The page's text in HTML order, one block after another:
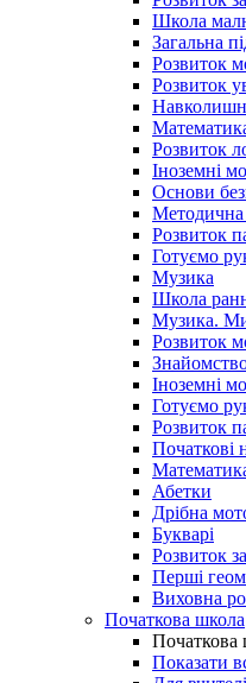
Школа
Загальна
Розвиток
Розвиток
Розвиток
Іноземні
Основи
Методична
Розвиток
Готуємо
Музика
Школа
Музика.
Розвиток
Іноземні
Готуємо
Розвиток
Початкові
Абетки
Дрібна
Букварі
Розвиток
Перші
Виховна
Початкова школа
Початкова
Показати